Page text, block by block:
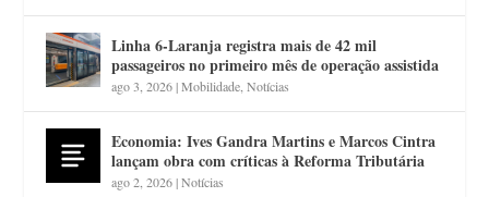
Linha 6-Laranja registra mais de 42 mil
passageiros no primeiro mês de operação assistida
ago 3, 2026|Mobilidade ,Notícias
Economia: Ives Gandra Martins e Marcos Cintra
lançam obra com críticas à Reforma Tributária
ago 2, 2026|Notícias